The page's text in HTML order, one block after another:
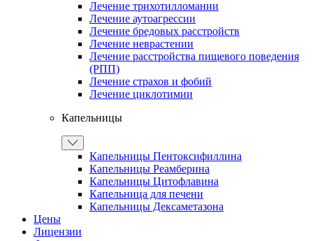
Лечение трихотилломании
Лечение аутоагрессии
Лечение бредовых расстройств
Лечение неврастении
Лечение расстройства пищевого поведения
(РПП)
Лечение страхов и фобий
Лечение циклотимии
Капельницы
Капельницы Пентоксифиллина
Капельницы Реамберина
Капельницы Цитофлавина
Капельница для печени
Капельницы Дексаметазона
Цены
Лицензии